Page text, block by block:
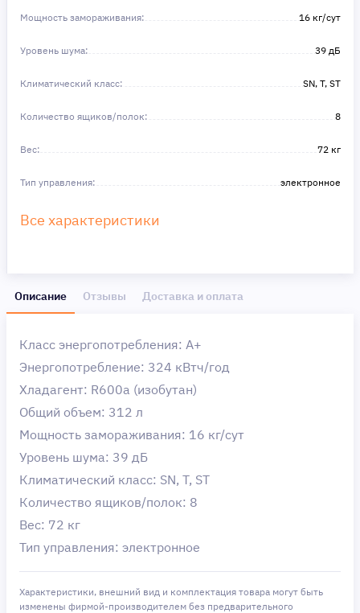
Мощность замораживания: 16 кг/сут
Уровень шума: 39 дБ
Климатический класс: SN, T, ST
Количество ящиков/полок: 8
Вес: 72 кг
Тип управления: электронное
Все характеристики
Описание Отзывы Доставка и оплата
Класс энергопотребления: A+
Энергопотребление: 324 кВтч/год
Хладагент: R600a (изобутан)
Общий объем: 312 л
Мощность замораживания: 16 кг/сут
Уровень шума: 39 дБ
Климатический класс: SN, T, ST
Количество ящиков/полок: 8
Вес: 72 кг
Тип управления: электронное
Характеристики, внешний вид и комплектация товара могут быть
изменены фирмой-производителем без предварительного